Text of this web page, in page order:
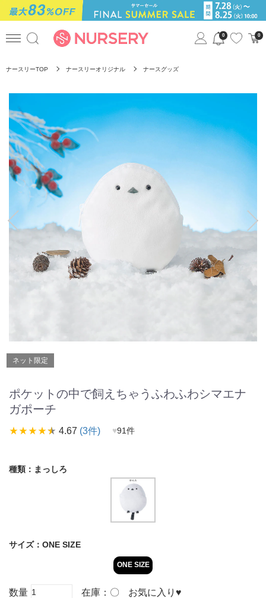
0 0
ナースリーTOP ナースリーオリジナル ナースグッズ
ネット限定
ポケットの中で飼えちゃうふわふわシマエナ
ガポーチ
star_ratestar_ratestar_ratestar_ratestar_rate 4.67 (3件) ♥91件
種類： まっしろ
サイズ： ONE SIZE
ONE SIZE
数量 在庫： 〇 お気に入り ♥